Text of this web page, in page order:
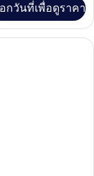
กวันที่เพื่อดูราคา
พรีเมียม, มินิบาร์ฟรี,